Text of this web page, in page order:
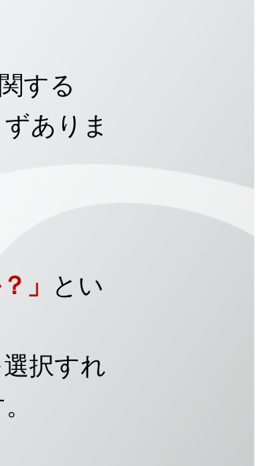
する
ありま
」 とい
択すれ